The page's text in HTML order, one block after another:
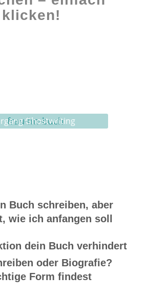
klicken!
Ghostwriting
Buch schreiben, aber
wie ich anfangen soll
dein Buch verhindert
oder Biografie?
Form findest